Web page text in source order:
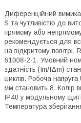
Диференційний
S та чутливістю до
прямому або непрямому
рекомендується для
на відкритому
61008-2-1. Умовний
здатність (Im/IΔm)
циклів. Робоча
мм становить 8. Колір
IP40 у модульному
Температура